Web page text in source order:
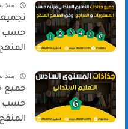
منذ
حسب
منذ
جميع
حسب
المنقح